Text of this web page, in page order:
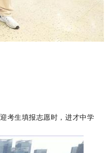
考生填报志愿时，进才中学